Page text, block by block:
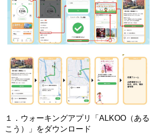
１．ウォーキングアプリ「ALKOO（ある
こう）」をダウンロード